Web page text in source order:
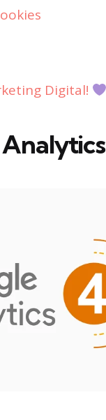
Digital!